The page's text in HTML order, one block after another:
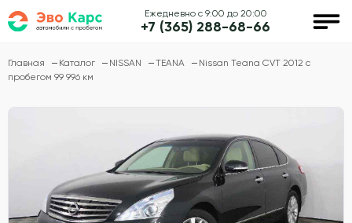
Ежедневно с 9:00 до 20:00
+7 (365) 288-68-66
Главная Каталог NISSAN TEANA
Nissan Teana CVT 2012 с
пробегом 99 996 км